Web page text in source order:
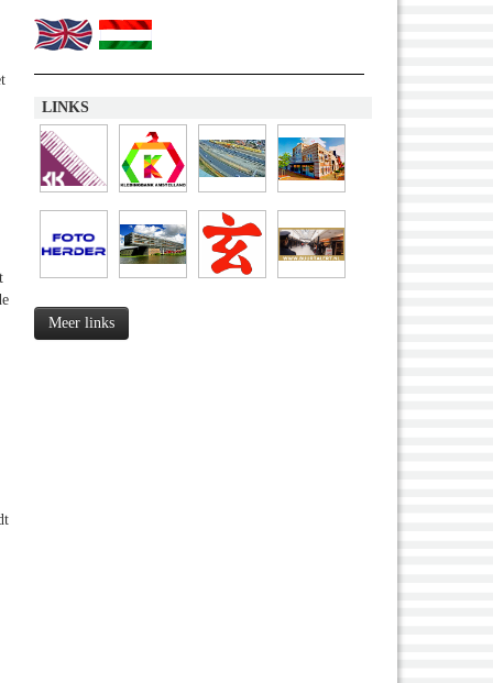
LINKS
Meer links